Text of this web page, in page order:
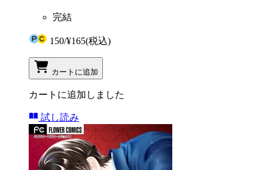
完結
150/¥165(税込)
カートに追加
カートに追加しました
試し読み